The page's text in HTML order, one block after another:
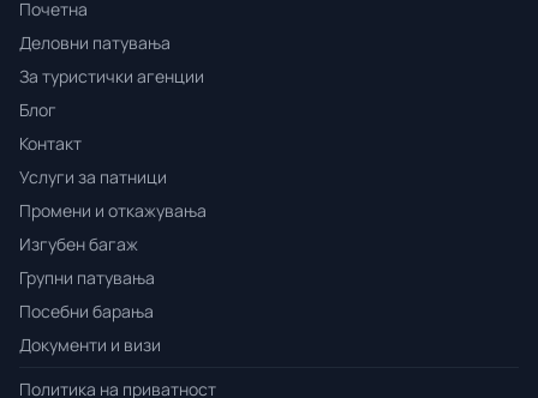
Почетна
Деловни патувања
За туристички агенции
Блог
Контакт
Услуги за патници
Промени и откажувања
Изгубен багаж
Групни патувања
Посебни барања
Документи и визи
Политика на приватност